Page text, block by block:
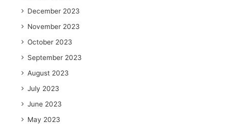
December 2023
November 2023
October 2023
September 2023
August 2023
July 2023
June 2023
May 2023